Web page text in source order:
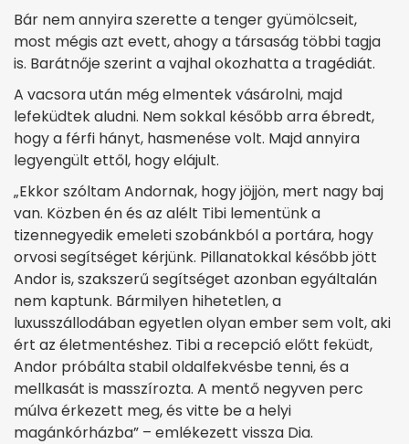
Bár nem annyira szerette a tenger gyümölcseit,
most mégis azt evett, ahogy a társaság többi tagja
is. Barátnője szerint a vajhal okozhatta a tragédiát.
A vacsora után még elmentek vásárolni, majd
lefeküdtek aludni. Nem sokkal később arra ébredt,
hogy a férfi hányt, hasmenése volt. Majd annyira
legyengült ettől, hogy elájult.
„Ekkor szóltam Andornak, hogy jöjjön, mert nagy baj
van. Közben én és az alélt Tibi lementünk a
tizennegyedik emeleti szobánkból a portára, hogy
orvosi segítséget kérjünk. Pillanatokkal később jött
Andor is, szakszerű segítséget azonban egyáltalán
nem kaptunk. Bármilyen hihetetlen, a
luxusszállodában egyetlen olyan ember sem volt, aki
ért az életmentéshez. Tibi a recepció előtt feküdt,
Andor próbálta stabil oldalfekvésbe tenni, és a
mellkasát is masszírozta. A mentő negyven perc
múlva érkezett meg, és vitte be a helyi
magánkórházba” – emlékezett vissza Dia.